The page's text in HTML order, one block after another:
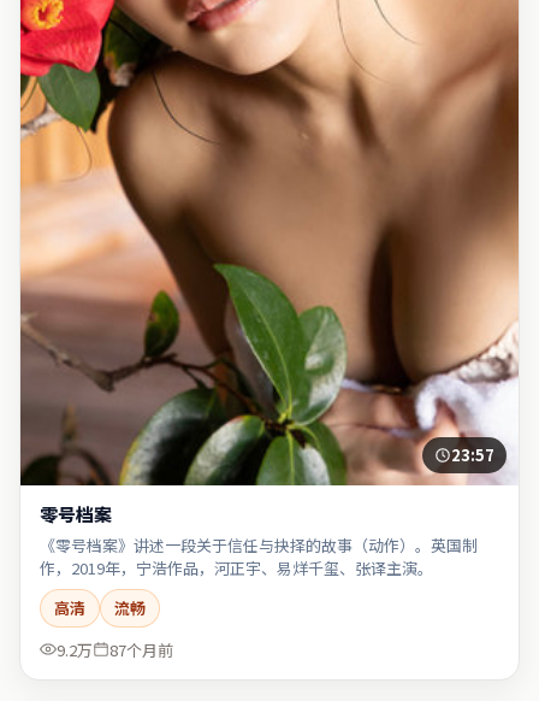
23:57
零号档案
《零号档案》讲述一段关于信任与抉择的故事（动作）。英国制
作，2019年，宁浩作品，河正宇、易烊千玺、张译主演。
高清
流畅
9.2万
87个月前